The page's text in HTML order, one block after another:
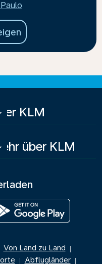
KLM
über KLM
Von Land zu Land |
| Abflugländer |